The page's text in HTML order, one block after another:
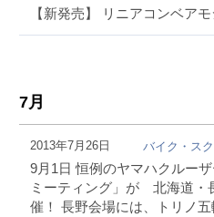
【新発売】 リニアコンベア
7月
2013年7月26日 バイク・ス
9月1日 恒例のヤマハクルー
ミーティング」が 北海道・
催！ 長野会場には、トリノ